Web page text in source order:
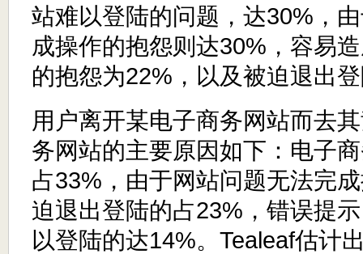
站难以登陆的问题，达30%，
成操作的抱怨则达30%，容易
的抱怨为22%，以及被迫退出
用户离开某电子商务网站而去
务网站的主要原因如下：电子
占33%，由于网站问题无法完
迫退出登陆的占23%，错误提
以登陆的达14%。Tealeaf估计